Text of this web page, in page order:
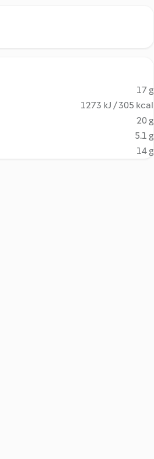
17 g
1273 kJ / 305 kcal
20 g
5.1 g
14 g